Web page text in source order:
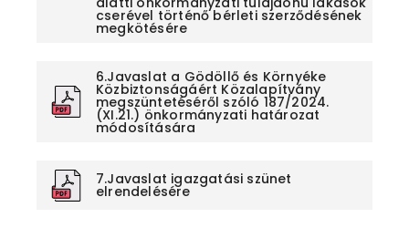
cserével történő bérleti szerződésének
megkötésére
6.Javaslat a Gödöllő és Környéke
Közbiztonságáért Közalapítvány
megszüntetéséről szóló 187/2024.
(XI.21.) önkormányzati határozat
módosítására
7.Javaslat igazgatási szünet
elrendelésére